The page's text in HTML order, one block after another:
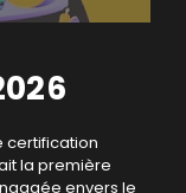
certification
la première
envers le